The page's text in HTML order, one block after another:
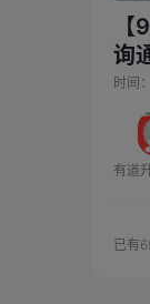
询
时间：
有道
已有